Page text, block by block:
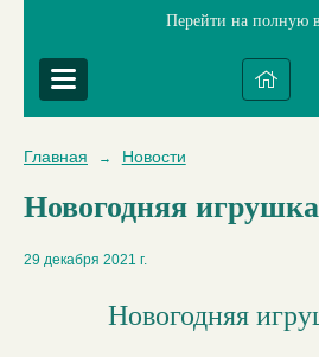
Перейти на полную
Главная → Новости
Новогодняя
29 декабря 2021 г.
Новогодняя